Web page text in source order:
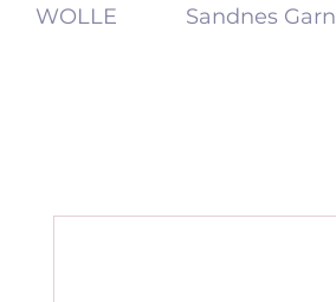
KW
WOLLE Sandnes Garn